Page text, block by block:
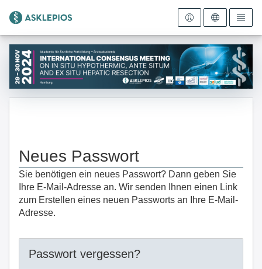
Zur Startseite
Neues Passwort
Sie benötigen ein neues Passwort? Dann geben Sie
Ihre E-Mail-Adresse an. Wir senden Ihnen einen Link
zum Erstellen eines neuen Passworts an Ihre E-Mail-
Adresse.
Passwort vergessen?